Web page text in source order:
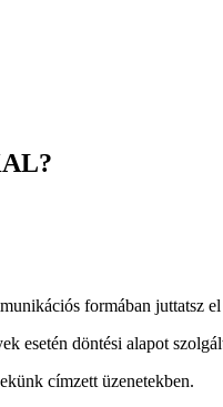
formában juttatsz
esetén döntési alapot
címzett üzenetekben.